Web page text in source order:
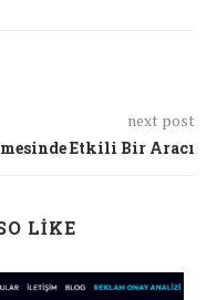
next post
Etkili Bir Aracı
LIKE